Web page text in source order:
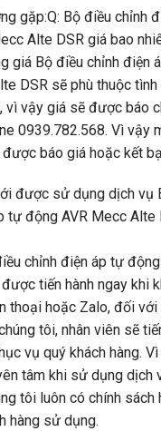
gặp:Q: Bộ điều chỉnh
Alte DSR giá bao
giá Bộ điều chỉnh điện
DSR sẽ phù thuộc
vì vậy giá sẽ được báo
0939.782.568. Vì vậy
báo giá hoặc kết
được sử dụng dịch vụ
tự động AVR Mecc Alte
chỉnh điện áp tự
tiến hành ngay khi
thoại hoặc Zalo, đối với
tôi, nhân viên sẽ
vụ quý khách hàng.
tâm khi sử dụng dịch
tôi luôn có chính sách
hàng sử dụng.